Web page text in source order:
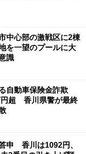
中心部の激戦区に2棟
を一望のプールに大
識
自動車保険金詐欺
円超 香川県警が最終
申 香川は1092円、